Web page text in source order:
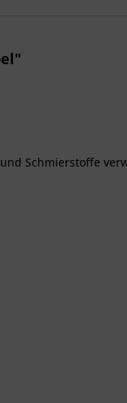
Schmierstoffe